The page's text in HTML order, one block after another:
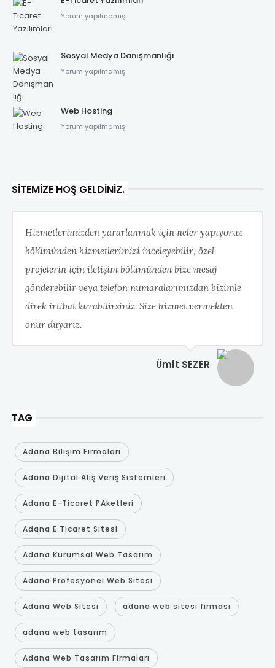
Yorum yapılmamış
Sosyal Medya Danışmanlığı
Yorum yapılmamış
Web Hosting
Yorum yapılmamış
SITEMIZE HOŞ GELDINIZ.
Hizmetlerimizden yararlanmak için neler yapıyoruz
bölümünden hizmetlerimizi inceleyebilir, özel
projelerin için iletişim bölümünden bize mesaj
gönderebilir veya telefon numaralarımızdan bizimle
direk irtibat kurabilirsiniz. Size hizmet vermekten
onur duyarız.
Ümit SEZER
TAG
Adana Bilişim Firmaları
Adana Dijital Alış Veriş Sistemleri
Adana E-Ticaret PAketleri
Adana E Ticaret Sitesi
Adana Kurumsal Web Tasarım
Adana Profesyonel Web Sitesi
Adana Web Sitesi adana web sitesi firması
adana web tasarım
Adana Web Tasarım Firmaları